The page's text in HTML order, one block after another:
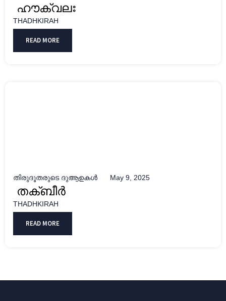
ഹൗക്വലഃ
THADHKIRAH
READ MORE
തിരുദൂതരുടെ ദുആഉകൾ May 9, 2025
തക്ബീർ
THADHKIRAH
READ MORE